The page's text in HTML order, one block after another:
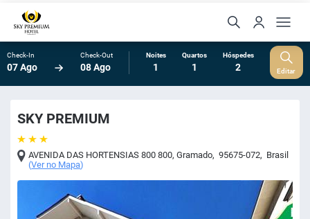
Check-In
07 Ago
Check-Out
08 Ago
Noites
1
Quartos
1
Hóspedes
2 Editar
SKY PREMIUM
AVENIDA DAS HORTENSIAS 800 800,Gramado, 95675-072, Brasil
(Ver no Mapa)